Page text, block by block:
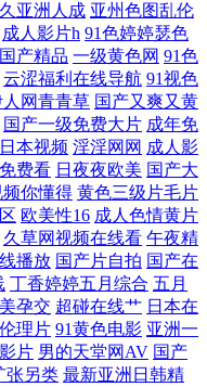
成人在线 97资源站老师素人
站链接 91av网址导航大全 91
线观看密桃 91网站在线免费
电影在线观看 91香蕉黄 欧美
福利社蜜臀 国产91福利在线
费视频 91人妻视频 91视频在
频 91看片免费 avtt亚洲 东京
亚洲人成 亚州色图乱伦
成人影片h 91色婷婷瑟色
产精品 一级黄色网 91色
云涩福利在线导航 91视色
人网青青草 国产又爽又黄
国产一级免费大片 成年免
本视频 淫淫网网 成人影
费看 日夜夜欧美 国产大
频你懂得 黄色三级片毛片
欧美性16 成人色情黄片
久草网视频在线看 午夜精
播放 国产片自拍 国产在
丁香婷婷五月综合 五月
孕交 超碰在线艹 日本在
理片 91黄色电影 亚洲一
片 男的天堂网AV 国产
张另类 最新亚洲日韩精